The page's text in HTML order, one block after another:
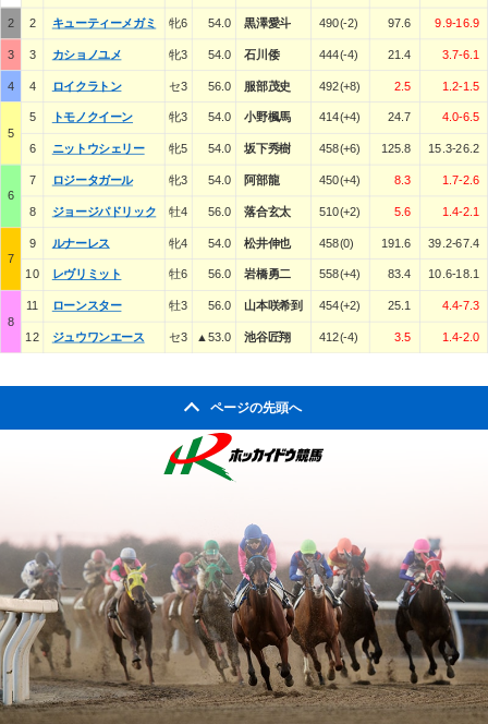
2 2 キューティーメガミ 牝6 54.0 黒澤愛斗 490(-2) 97.6 9.9-16.9
3 3 カショノユメ 牝3 54.0 石川倭 444(-4) 21.4 3.7-6.1
4 4 ロイクラトン セ3 56.0 服部茂史 492(+8) 2.5 1.2-1.5
5
5 トモノクイーン 牝3 54.0 小野楓馬 414(+4) 24.7 4.0-6.5
6 ニットウシェリー 牝5 54.0 坂下秀樹 458(+6) 125.8 15.3-26.2
6
7 ロジータガール 牝3 54.0 阿部龍 450(+4) 8.3 1.7-2.6
8 ジョージパドリック 牡4 56.0 落合玄太 510(+2) 5.6 1.4-2.1
7
9 ルナーレス 牝4 54.0 松井伸也 458(0) 191.6 39.2-67.4
10 レヴリミット 牡6 56.0 岩橋勇二 558(+4) 83.4 10.6-18.1
8
11 ローンスター 牡3 56.0 山本咲希到 454(+2) 25.1 4.4-7.3
12 ジュウワンエース セ3 ▲53.0 池谷匠翔 412(-4) 3.5 1.4-2.0
ページの先頭へ